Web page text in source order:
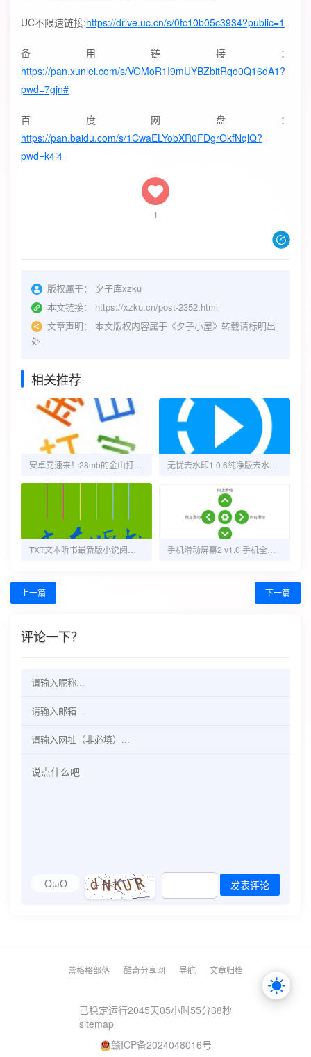
UC不限速链接:https://drive.uc.cn/s/0fc10b05c3934?public=1
备用链接：
https://pan.xunlei.com/s/VOMoR1I9mUYBZbitRqo0Q16dA1?
pwd=7gjn#
百度网盘：
https://pan.baidu.com/s/1CwaELYobXR0FDgrOkfNqlQ?
pwd=k4i4
1
版权属于：
夕子库xzku
本文链接：
https://xzku.cn/post-2352.html
文章声明：
本文版权内容属于《夕子小屋》转载请标明出
处
相关推荐
上一篇 下一篇
评论一下？
OωO 发表评论
蕾格格部落 酷奇分享网 导航 文章归档
已稳定运行2045天05小时55分39秒
sitemap
赣ICP备2024048016号